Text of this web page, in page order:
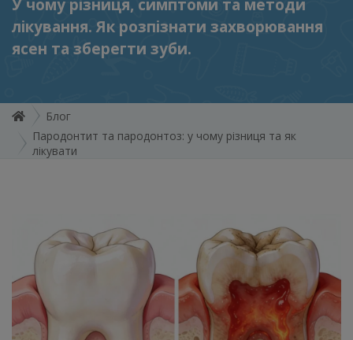
У чому різниця, симптоми та методи
лікування. Як розпізнати захворювання
ясен та зберегти зуби.
Блог
Пародонтит та пародонтоз: у чому різниця та як
лікувати